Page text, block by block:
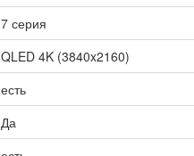
7 серия
QLED 4K (3840x2160)
есть
Да